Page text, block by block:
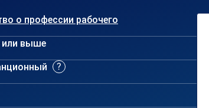
о профессии рабочего
или выше